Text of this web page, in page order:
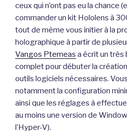
ceux qui n’ont pas eu la chance
commander un kit Hololens à
tout de même vous initier à la
holographique à partir de
Vangos Pterneas a écrit un très
complet pour débuter la
outils logiciels nécessaires.
notamment la configuration
ainsi que les réglages à
au moins une version de
l’Hyper-V).